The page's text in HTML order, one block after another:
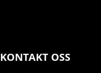
KONTAKT OSS